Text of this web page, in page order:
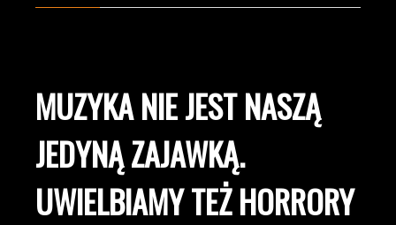
MUZYKA NIE JEST NASZĄ
JEDYNĄ ZAJAWKĄ.
UWIELBIAMY TEŻ HORRORY